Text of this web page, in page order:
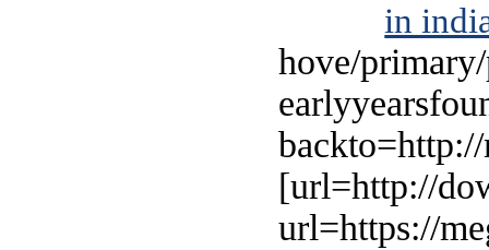
in
hove/
[url=http://
url=https://